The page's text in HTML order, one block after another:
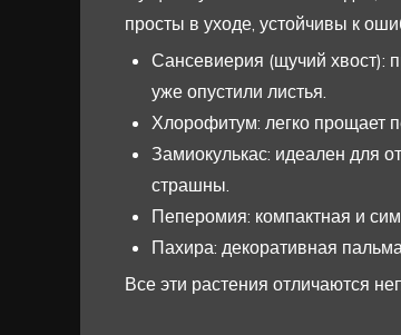
просты в уходе, устойчивы к
Сансевиерия (щучий хвост):
уже опустили листья.
Хлорофитум: легко прощает
Замиокулькас: идеален для
страшны.
Пеперомия: компактная и
Пахира: декоративная
Все эти растения отличаются